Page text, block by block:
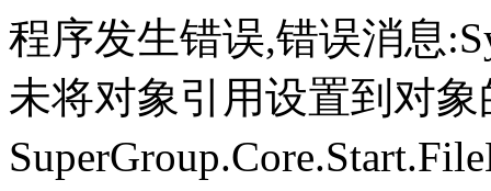
程序发生错误,错误消息
未将对象引用设置到对